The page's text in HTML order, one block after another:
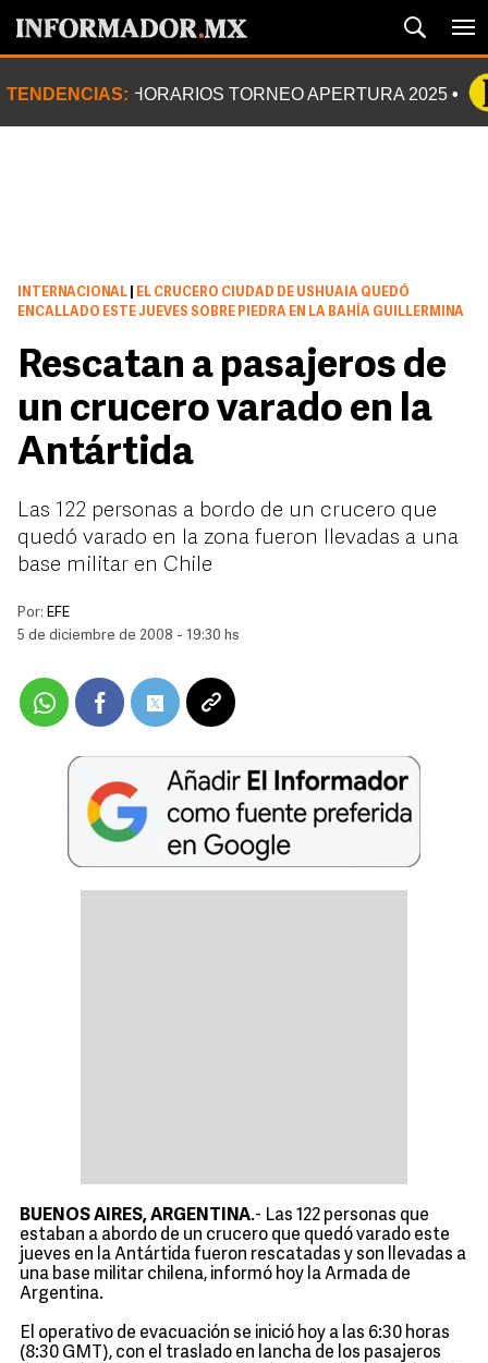
TENDENCIAS: HORARIOS TORNEO APERTURA 2025
INTERNACIONAL
EL CRUCERO CIUDAD DE USHUAIA QUEDÓ
ENCALLADO ESTE JUEVES SOBRE PIEDRA EN LA BAHÍA GUILLERMINA
Rescatan a pasajeros de
un crucero varado en la
Antártida
Las 122 personas a bordo de un crucero que
quedó varado en la zona fueron llevadas a una
base militar en Chile
Por: EFE
5 de diciembre de 2008 - 19:30 hs
BUENOS AIRES, ARGENTINA.- Las 122 personas que
estaban a abordo de un crucero que quedó varado este
jueves en la Antártida fueron rescatadas y son llevadas a
una base militar chilena, informó hoy la Armada de
Argentina.
El operativo de evacuación se inició hoy a las 6:30 horas
(8:30 GMT), con el traslado en lancha de los pasajeros